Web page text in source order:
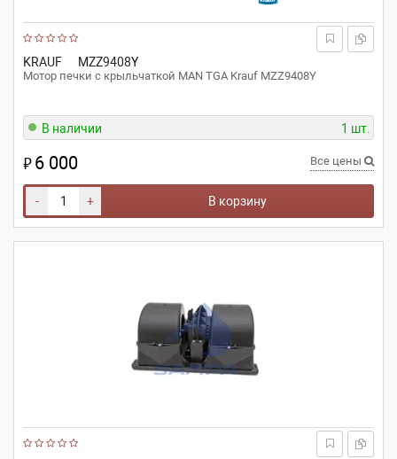
KRAUF MZZ9408Y
Мотор печки с крыльчаткой MAN TGA Krauf MZZ9408Y
В наличии 1 шт.
₽6 000 Все цены
- + В корзину